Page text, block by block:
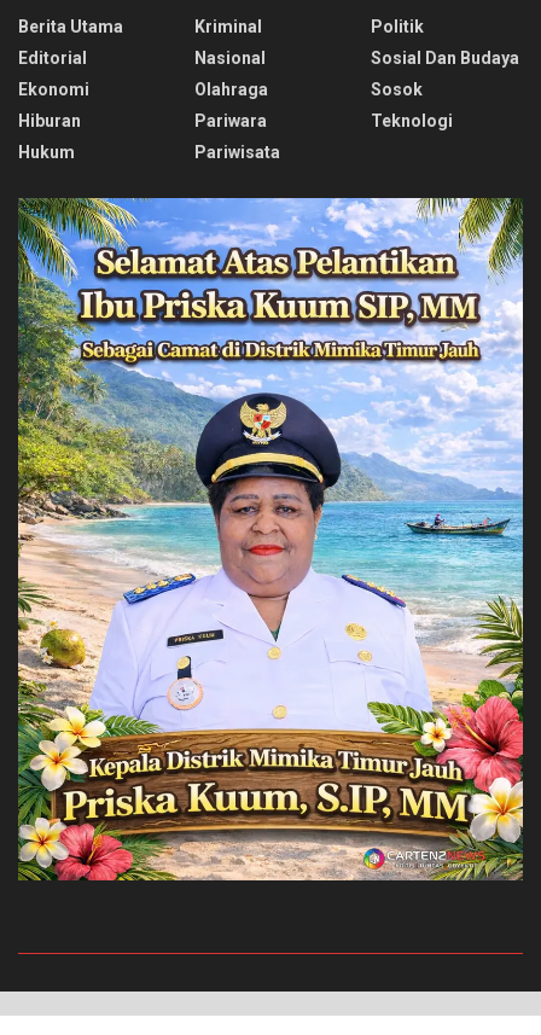
Berita Utama
Editorial
Ekonomi
Hiburan
Hukum
Kriminal
Nasional
Olahraga
Pariwara
Pariwisata
Politik
Sosial Dan Budaya
Sosok
Teknologi